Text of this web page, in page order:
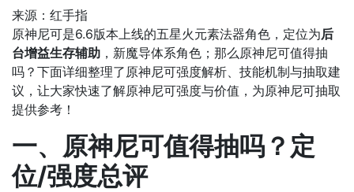
来源：红手指
原神尼可是6.6版本上线的五星火元素法器角色，定位为后
台增益生存辅助 ，新魔导体系角色； 那么原神尼可值得抽
吗？下面详细整理了原神尼可强度解析、技能机制与抽取建
议，让大家快速了解原神尼可强度与价值，为原神尼可抽取
提供参考！
一、原神尼可值得抽吗？定
位/强度总评